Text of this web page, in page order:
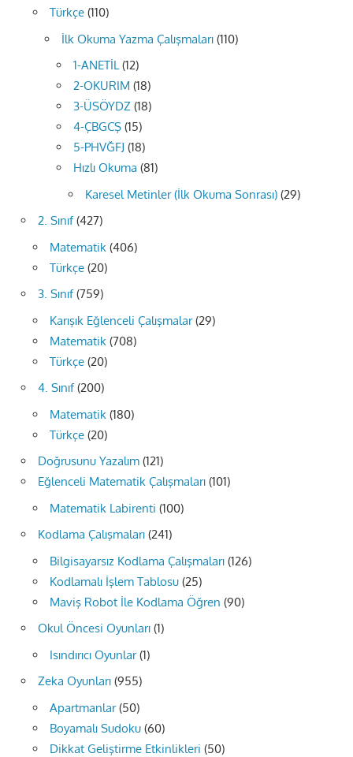
Türkçe (110)
İlk Okuma Yazma Çalışmaları (110)
1-ANETİL(12)
2-OKURIM (18)
3-ÜSÖYDZ (18)
4-ÇBGCŞ (15)
5-PHVĞFJ (18)
Hızlı Okuma (81)
Karesel Metinler (İlk Okuma Sonrası) (29)
2. Sınıf(427)
Matematik (406)
Türkçe (20)
3. Sınıf(759)
Karışık Eğlenceli Çalışmalar(29)
Matematik (708)
Türkçe (20)
4. Sınıf(200)
Matematik (180)
Türkçe (20)
Doğrusunu Yazalım (121)
Eğlenceli Matematik Çalışmaları (101)
Matematik Labirenti (100)
Kodlama Çalışmaları (241)
Bilgisayarsız Kodlama Çalışmaları (126)
Kodlamalı İşlem Tablosu (25)
Maviş Robot İle Kodlama Öğren (90)
Okul Öncesi Oyunları (1)
Isındırıcı Oyunlar(1)
Zeka Oyunları (955)
Apartmanlar(50)
Boyamalı Sudoku (60)
Dikkat Geliştirme Etkinlikleri (50)